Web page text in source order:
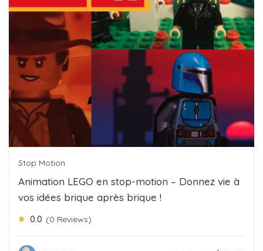
Stop Motion
Animation LEGO en stop-motion – Donnez vie à
vos idées brique après brique !
0.0 (0 Reviews)